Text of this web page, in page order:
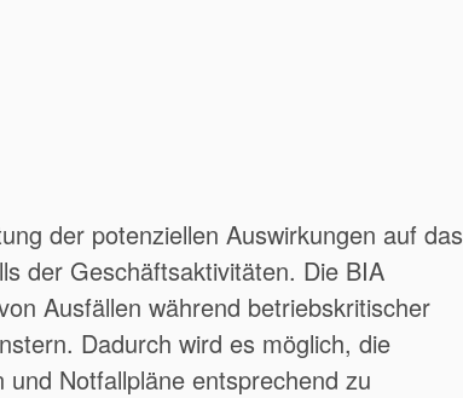
der potenziellen Auswirkungen auf das
der Geschäftsaktivitäten. Die BIA
Ausfällen während betriebskritischer
Dadurch wird es möglich, die
Notfallpläne entsprechend zu